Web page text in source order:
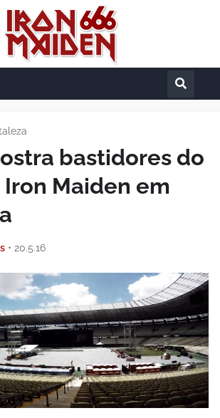
bastidores do
Maiden em
• 20.5.16